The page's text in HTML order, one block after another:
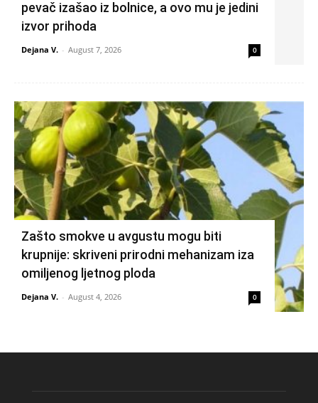
pevač izašao iz bolnice, a ovo mu je jedini
izvor prihoda
Dejana V. - August 7, 2026 0
Zašto smokve u avgustu mogu biti
krupnije: skriveni prirodni mehanizam iza
omiljenog ljetnog ploda
Dejana V. - August 4, 2026 0